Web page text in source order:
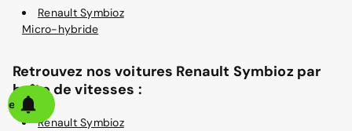
Renault Symbioz
Micro-hybride
Retrouvez nos voitures Renault Symbioz par
boîte de vitesses :
Renault Symbioz